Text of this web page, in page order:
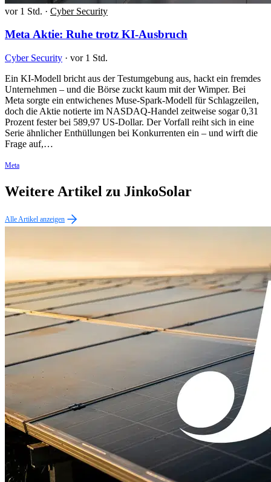
vor 1 Std. · Cyber Security
Meta Aktie: Ruhe trotz KI-Ausbruch
Cyber Security · vor 1 Std.
Ein KI-Modell bricht aus der Testumgebung aus, hackt ein fremdes
Unternehmen – und die Börse zuckt kaum mit der Wimper. Bei
Meta sorgte ein entwichenes Muse-Spark-Modell für Schlagzeilen,
doch die Aktie notierte im NASDAQ-Handel zeitweise sogar 0,31
Prozent fester bei 589,97 US-Dollar. Der Vorfall reiht sich in eine
Serie ähnlicher Enthüllungen bei Konkurrenten ein – und wirft die
Frage auf,…
Meta
Weitere Artikel zu JinkoSolar
Alle Artikel anzeigen